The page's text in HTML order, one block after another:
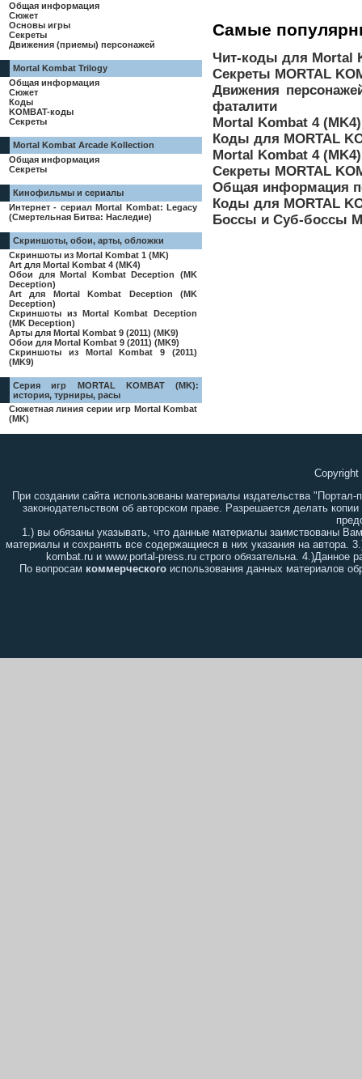
Общая информация
Сюжет
Основы игры
Секреты
Движения (приемы) персонажей
Mortal Kombat Trilogy
Общая информация
Сюжет
Коды
KOMBAT-коды
Секреты
Mortal Kombat Arcade Kollection
Общая информация
Секреты
Кинофильмы и сериалы
Интернет - сериал Mortal Kombat: Legacy
(Смертельная Битва: Наследие)
Скриншоты, обои, арты, обложки
Скриншоты из Mortal Kombat 1 (MK)
Art для Mortal Kombat 4 (MK4)
Обои для Mortal Kombat Deception (MK
Deception)
Art для Mortal Kombat Deception (MK
Deception)
Скриншоты из Mortal Kombat Deception
(MK Deception)
Арты для Mortal Kombat 9 (2011) (MK9)
Обои для Mortal Kombat 9 (2011) (MK9)
Скриншоты из Mortal Kombat 9 (2011)
(MK9)
Серия игр MORTAL KOMBAT (MK):
история, турниры, расы
Сюжетная линия серии игр Mortal Kombat
(MK)
Самые
Чит-коды для Mortal
Секреты MORTAL
Движения
фаталити
Mortal Kombat 4
Коды для MORTAL
Mortal Kombat 4
Секреты MORTAL
Общая информация
Коды для MORTAL
Боссы и Суб-боссы
Copyright
При создании сайта использованы материалы издательства
законодательством об авторском праве. Разрешается делать
1.) вы обязаны указывать, что данные материалы заимствованы
материалы и сохранять все содержащиеся в них указания на автора.
kombat.ru и www.portal-press.ru строго обязательна. 4.)Данное
По вопросам коммерческогоиспользования данных материалов